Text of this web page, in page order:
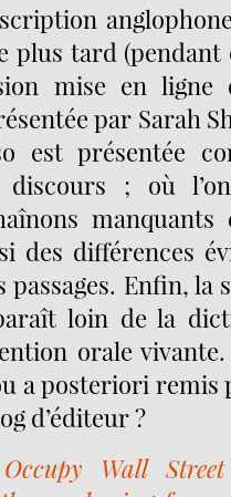
plus tard
mise en
par Sarah
est présentée
discours ; où
manquants
des différences
passages. Enfin, la
loin de la
orale
a posteriori remis
d’éditeur ?
Wall